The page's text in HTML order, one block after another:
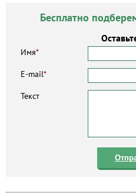
Бесплатно
Имя*
E-mail*
Текст